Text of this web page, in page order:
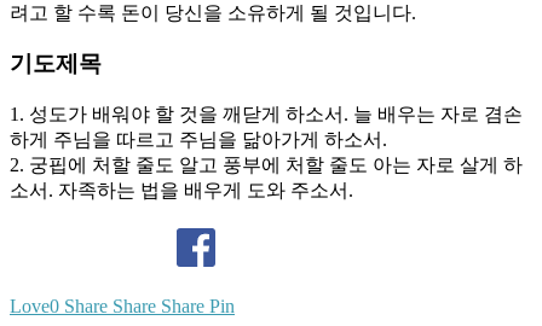
려고 할 수록 돈이 당신을 소유하게 될 것입니다.
기도제목
1. 성도가 배워야 할 것을 깨닫게 하소서. 늘 배우는 자로 겸손
하게 주님을 따르고 주님을 닮아가게 하소서.
2. 궁핍에 처할 줄도 알고 풍부에 처할 줄도 아는 자로 살게 하
소서. 자족하는 법을 배우게 도와 주소서.
Love0 Share Share Share Pin